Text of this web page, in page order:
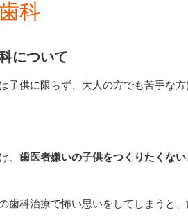
科
について
子供に限らず、大人の方でも苦手な
、 歯医者嫌いの子供をつくりたくない
歯科治療で怖い思いをしてしまうと